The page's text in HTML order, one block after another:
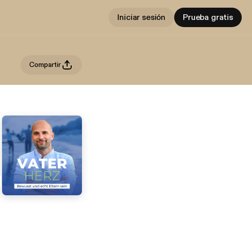
Iniciar sesión Prueba gratis
Compartir